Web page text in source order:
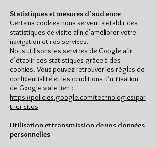
Statistiques et mesures d’audience
Certains cookies nous servent à établir des
statistiques de visite afin d’améliorer votre
navigation et nos services.
Nous utilisons les services de Google afin
d’établir ces statistiques grâce à des
cookies. Vous pouvez retrouver les règles de
confidentialité et les conditions d’utilisation
de Google via le lien :
https://policies.google.com/technologies/par
tner-sites
Utilisation et transmission de vos données
personnelles